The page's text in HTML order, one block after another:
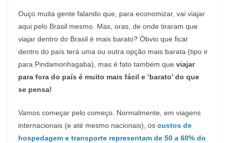
Ouço muita gente falando que, para economizar, vai viajar
aqui pelo Brasil mesmo. Mas, oras, de onde tiraram que
viajar dentro do Brasil é mais barato? Óbvio que ficar
dentro do país terá uma ou outra opção mais barata (tipo ir
para Pindamonhagaba), mas é fato também que viajar
para fora do país é muito mais fácil e ‘barato’ do que
se pensa!
Vamos começar pelo começo. Normalmente, em viagens
internacionais (e até mesmo nacionais), os custos de
hospedagem e transporte representam de 50 a 60% do